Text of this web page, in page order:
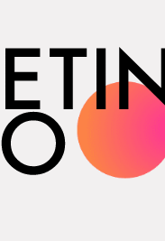
サービス
ケーススタディ
チーム